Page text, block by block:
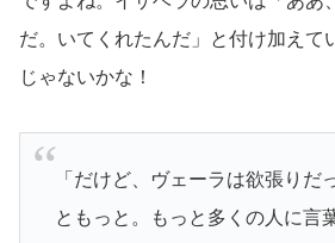
だ。いてくれたんだ」と付け加えて
じゃないかな！
「だけど、ヴェーラは欲張りだ
ともっと。もっと多くの人に言